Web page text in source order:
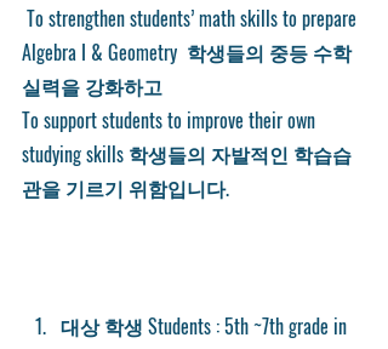
Algebra I & Geometry  학생들의 중등 수학
실력을 강화하고
To support students to improve their own
studying skills 학생들의 자발적인 학습습
관을 기르기 위함입니다.
대상 학생 Students : 5th ~7th grade in